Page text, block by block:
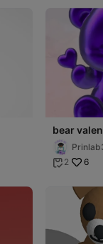
bear
 2 6